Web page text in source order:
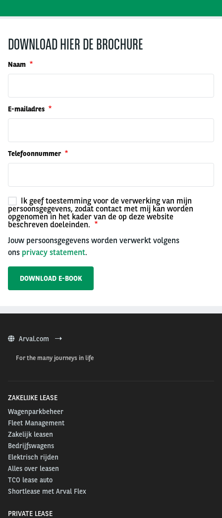
DOWNLOAD HIER DE BROCHURE
Naam
E-mailadres
Telefoonnummer
Ik geef toestemming voor de verwerking van mijn
persoonsgegevens, zodat contact met mij kan worden
opgenomen in het kader van de op deze website
beschreven doeleinden.
Jouw persoonsgegevens worden verwerkt volgens
ons privacy statement.
Arval.com
For the many journeys in life
ZAKELIJKE LEASE
Wagenparkbeheer
Fleet Management
Zakelijk leasen
Bedrijfswagens
Elektrisch rijden
Alles over leasen
TCO lease auto
Shortlease met Arval Flex
PRIVATE LEASE